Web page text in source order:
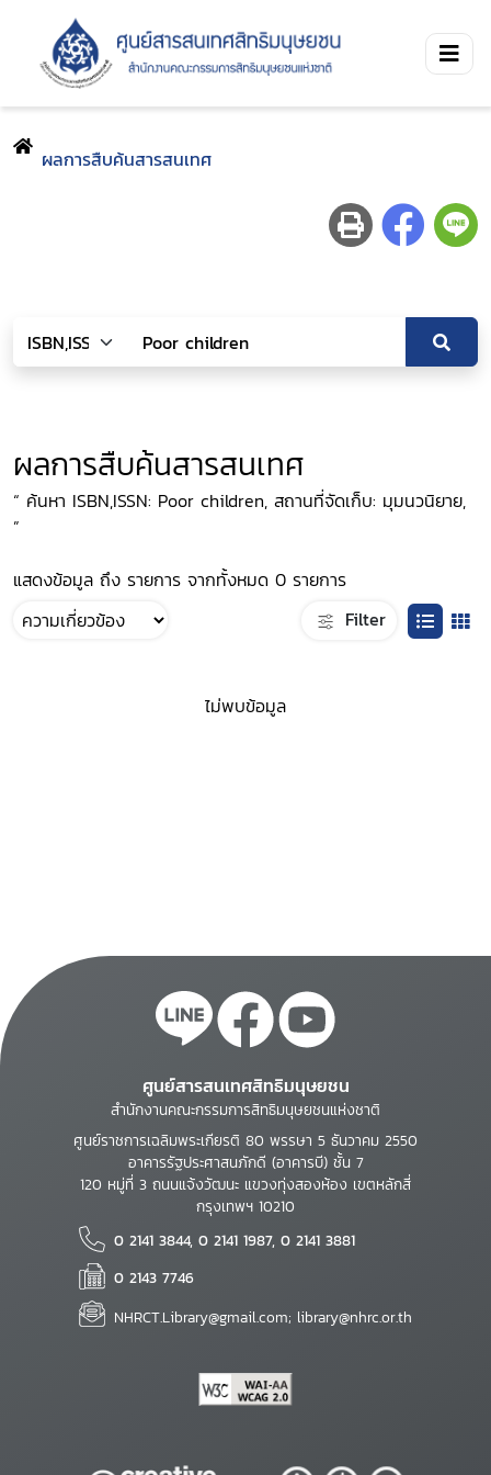
ผลการสืบค้นสารสนเทศ
ผลการสืบค้นสารสนเทศ
“ ค้นหา ISBN,ISSN: Poor children, สถานที่จัดเก็บ: มุมนวนิยาย,
”
แสดงข้อมูล ถึง รายการ จากทั้งหมด 0 รายการ
Filter
ไม่พบข้อมูล
ศูนย์สารสนเทศสิทธิมนุษยชน
สำนักงานคณะกรรมการสิทธิมนุษยชนแห่งชาติ
ศูนย์ราชการเฉลิมพระเกียรติ 80 พรรษา 5 ธันวาคม 2550
อาคารรัฐประศาสนภักดี (อาคารบี) ชั้น 7
120 หมู่ที่ 3 ถนนแจ้งวัฒนะ แขวงทุ่งสองห้อง เขตหลักสี่
กรุงเทพฯ 10210
0 2141 3844, 0 2141 1987, 0 2141 3881
0 2143 7746
NHRCT.Library@gmail.com; library@nhrc.or.th